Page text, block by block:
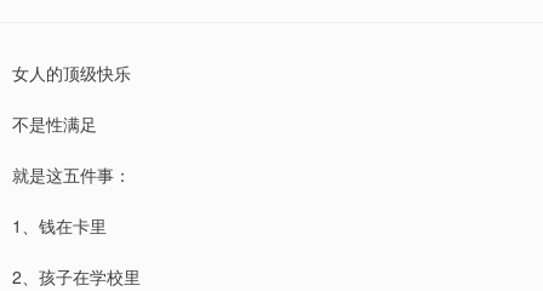
女人的顶级快乐
不是性满足
就是这五件事：
1、钱在卡里
2、孩子在学校里